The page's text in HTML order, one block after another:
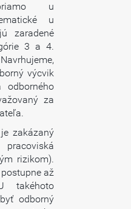
u
u
zaradené
3 a 4.
výcvik
odborného
za
zakázaný
rizikom).
až
takéhoto
odborný